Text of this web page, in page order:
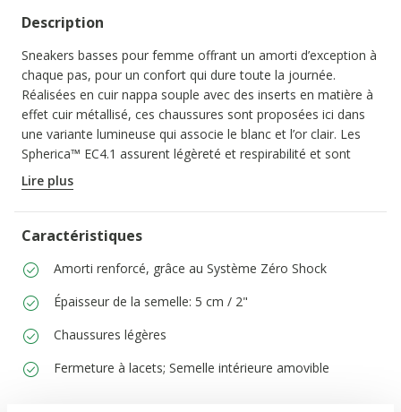
Description
Sneakers basses pour femme offrant un amorti d’exception à
chaque pas, pour un confort qui dure toute la journée.
Réalisées en cuir nappa souple avec des inserts en matière à
effet cuir métallisé, ces chaussures sont proposées ici dans
une variante lumineuse qui associe le blanc et l’or clair. Les
Spherica™ EC4.1 assurent légèreté et respirabilité et sont
parfaites pour compléter avec élégance les looks
décontractés de la vie de tous les jours.
CODE PRODUIT:D45TCD085BNC1327
Lire plus
Caractéristiques
Amorti renforcé, grâce au Système Zéro Shock
Épaisseur de la semelle: 5 cm / 2"
Chaussures légères
Fermeture à lacets; Semelle intérieure amovible